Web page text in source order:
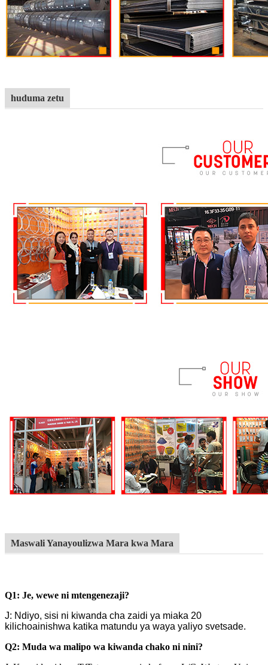
huduma zetu
Maswali Yanayoulizwa Mara kwa Mara
Q1: Je, wewe ni mtengenezaji?
J: Ndiyo, sisi ni kiwanda cha zaidi ya miaka 20
kilichoainishwa katika matundu ya waya yaliyo svetsade.
Q2: Muda wa malipo wa kiwanda chako ni nini?